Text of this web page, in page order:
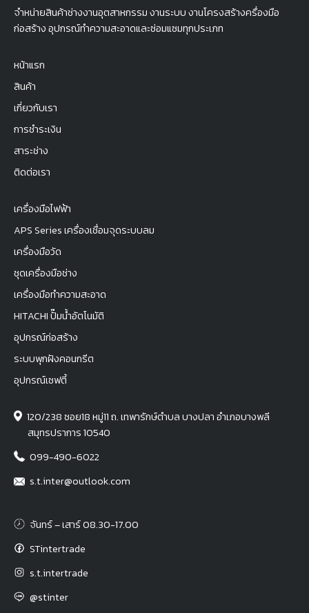
จำหน่ายสินค้าช่างงานอุตสาหกรรม งานระบบ งานโครงสร้างครื่องมือ
ก่อสร้าง อุปกรณ์ทำความสะอาดและซ่อมแซมทุกประเภท
หน้าแรก
สินค้า
เกี่ยวกับเรา
การชำระเงิน
สาระช่าง
ติดต่อเรา
เครื่องมือไฟฟ้า
APS Series เครื่องเชื่อมจุดระบบลม
เครื่องมือวัด
ชุดเครื่องมือช่าง
เครื่องมือทำความสะอาด
HITACHI ปั๊มน้ำอัตโนมัติ
อุปกรณ์ก่อสร้าง
ระบบพุกฝังคอนกรีต
อุปกรณ์เซฟตี้
120/238 ซอย18 หมู่11 ถ. เทพารักษ์ตำบล บางปลา อำเภอบางพลี
สมุทรปราการ 10540
099-490-6022
s.t.inter@outlook.com
จันทร์ – เสาร์ 08.30-17.00
STintertrade
s.t.intertrade
@stinter